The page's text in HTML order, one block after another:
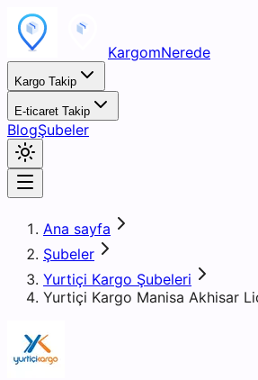
KargomNerede
Kargo Takip
E-ticaret Takip
BlogŞubeler
Ana sayfa
Şubeler
Yurtiçi Kargo Şubeleri
Yurtiçi Kargo Manisa Akhisar